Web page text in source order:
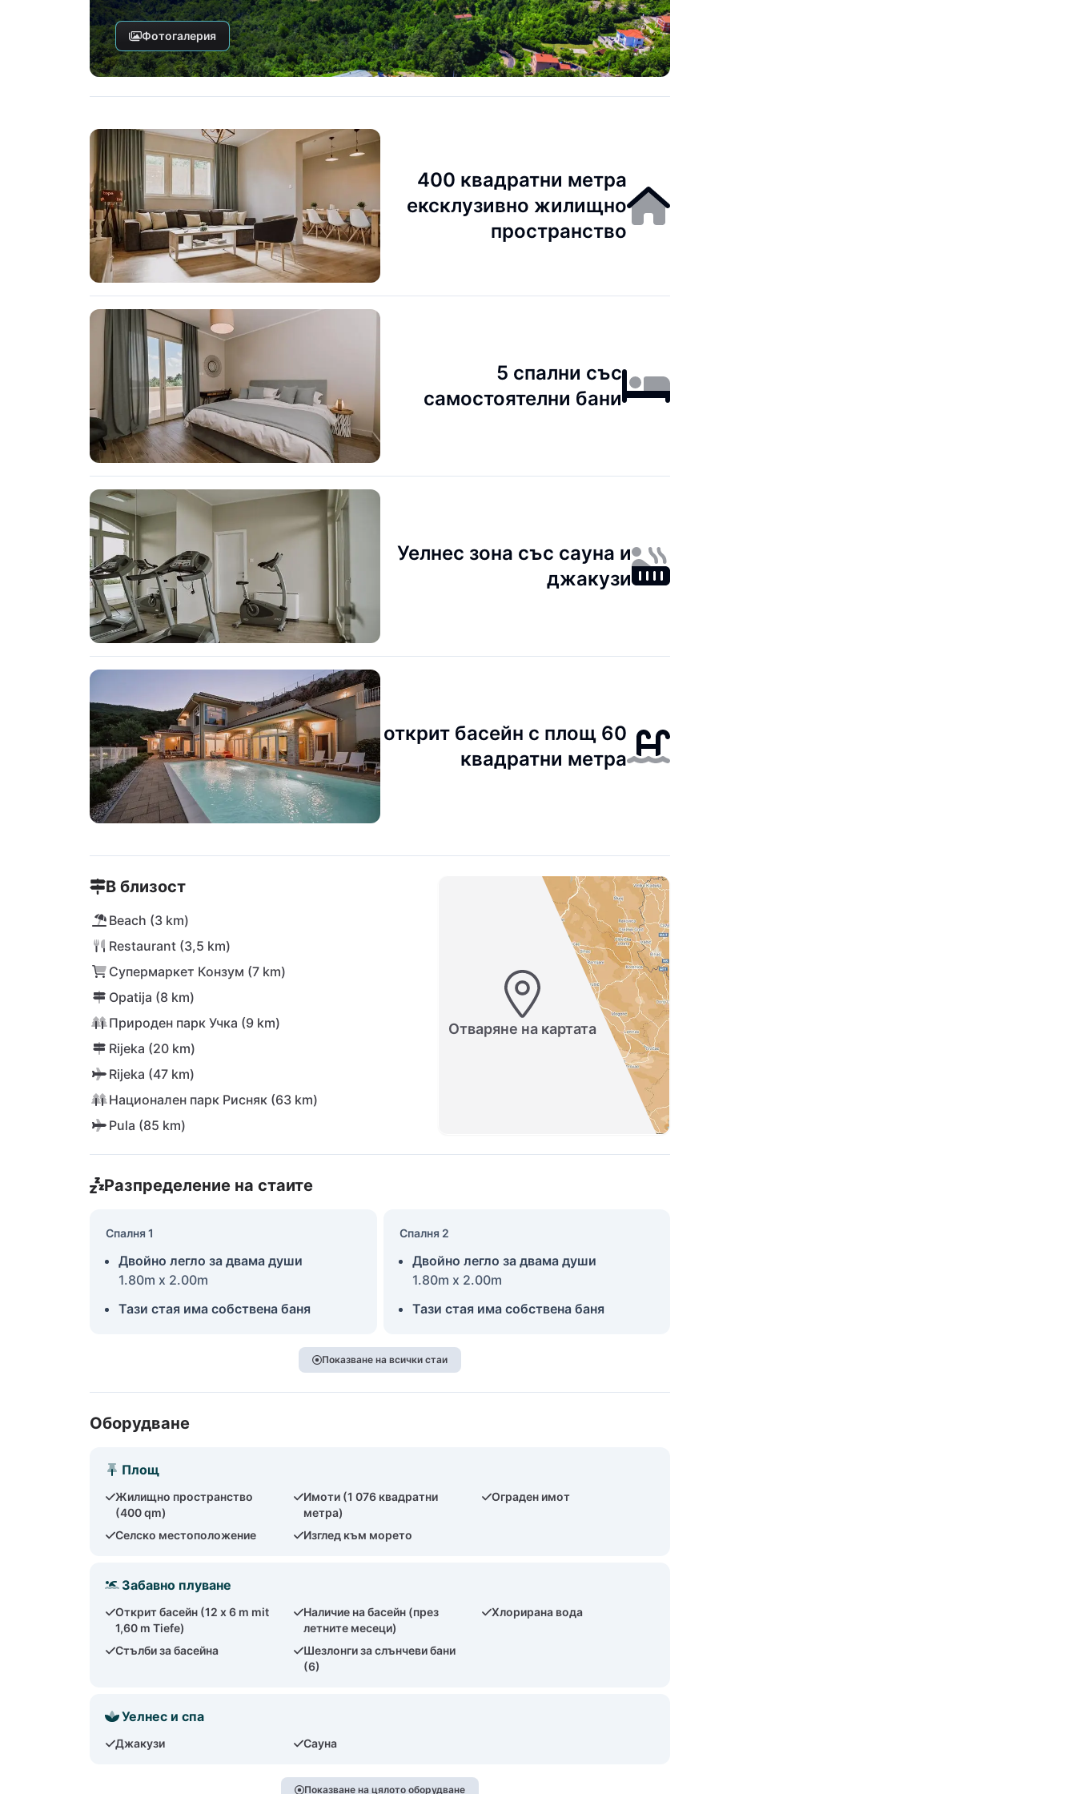
Фотогалерия
400 квадратни метра
ексклузивно жилищно
пространство
5 спални със
самостоятелни бани
Уелнес зона със сауна и
джакузи
открит басейн с площ 60
квадратни метра
В близост
Beach (3 km)
Restaurant (3,5 km)
Супермаркет Конзум (7 km)
Opatija (8 km)
Природен парк Учка (9 km)
Rijeka (20 km)
Rijeka (47 km)
Национален парк Рисняк (63 km)
Pula (85 km)
Отваряне на картата
Разпределение на стаите
Спалня 1
Двойно легло за двама души
1.80m x 2.00m
Тази стая има собствена баня
Спалня 2
Двойно легло за двама души
1.80m x 2.00m
Тази стая има собствена баня
Показване на всички стаи
Оборудване
Площ
Жилищно пространство
(400 qm)
Имоти (1 076 квадратни
метра)
Ограден имот
Селско местоположение Изглед към морето
Забавно плуване
Открит басейн (12 x 6 m mit
1,60 m Tiefe)
Наличие на басейн (през
летните месеци)
Хлорирана вода
Стълби за басейна
Шезлонги за слънчеви бани
(6)
Уелнес и спа
Джакузи Сауна
Показване на цялото оборудване